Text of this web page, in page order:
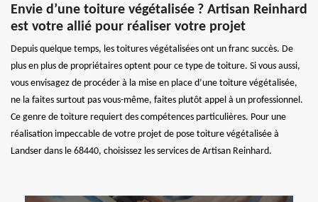
Envie d’une toiture végétalisée ? Artisan Reinhard
est votre allié pour réaliser votre projet
Depuis quelque temps, les toitures végétalisées ont un franc succès. De
plus en plus de propriétaires optent pour ce type de toiture. Si vous aussi,
vous envisagez de procéder à la mise en place d’une toiture végétalisée,
ne la faites surtout pas vous-même, faites plutôt appel à un professionnel.
Ce genre de toiture requiert des compétences particulières. Pour une
réalisation impeccable de votre projet de pose toiture végétalisée à
Landser dans le 68440, choisissez les services de Artisan Reinhard.